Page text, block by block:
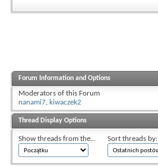
Forum Information and Options
Moderators of this Forum
nanami7, kiwaczek2
Thread Display Options
Show threads from the... Sort threads by: